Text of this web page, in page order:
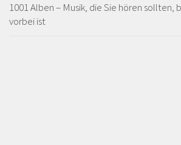
1001 Alben – Musik, die Sie hören sollten,
vorbei ist